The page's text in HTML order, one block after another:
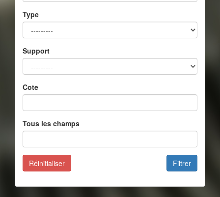
Type
Support
Cote
Tous les champs
Filtrer
Réinitialiser